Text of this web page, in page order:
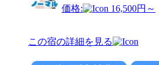
価格: 16,500円～
この宿の詳細を見る